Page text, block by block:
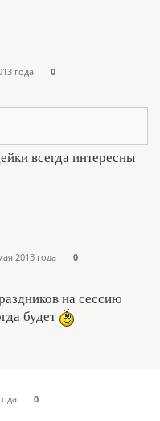
года 0
всегда интересны
2013 года 0
на сессию
будет
0